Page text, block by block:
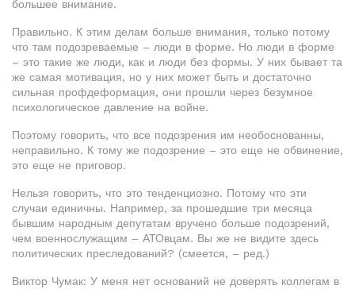
большее внимание.
Правильно. К этим делам больше внимания, только потому
что там подозреваемые – люди в форме. Но люди в форме
– это такие же люди, как и люди без формы. У них бывает та
же самая мотивация, но у них может быть и достаточно
сильная профдеформация, они прошли через безумное
психологическое давление на войне.
Поэтому говорить, что все подозрения им необоснованны,
неправильно. К тому же подозрение – это еще не обвинение,
это еще не приговор.
Нельзя говорить, что это тенденциозно. Потому что эти
случаи единичны. Например, за прошедшие три месяца
бывшим народным депутатам вручено больше подозрений,
чем военнослужащим – АТОвцам. Вы же не видите здесь
политических преследований? (смеется, – ред.)
Виктор Чумак: У меня нет оснований не доверять коллегам в